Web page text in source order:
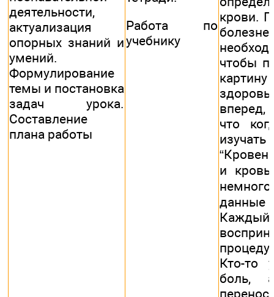
деятельности,
актуализация
опорных знаний и
умений.
Формулирование
темы и постановка
задач урока.
Составление
плана работы
Работа по
учебнику
крови.
чтобы
что
и
данные
Кто-то
боль,